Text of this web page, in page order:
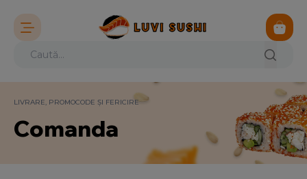
LIVRARE, PROMOCODE ȘI FERICIRE
Comanda